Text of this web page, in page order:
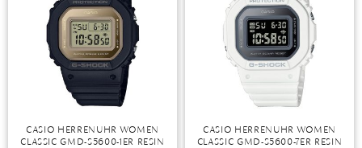
CASIO HERRENUHR WOMEN
CLASSIC GMD-S5600-1ER RESIN
CASIO HERRENUHR WOMEN
CLASSIC GMD-S5600-7ER RESIN